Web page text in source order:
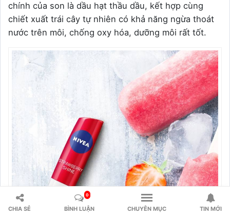
chính của son là dầu hạt thầu dầu, kết hợp cùng
chiết xuất trái cây tự nhiên có khả năng ngừa thoát
nước trên môi, chống oxy hóa, dưỡng môi rất tốt.
CHIA SẺ
0
BÌNH LUẬN CHUYÊN MỤC TIN MỚI